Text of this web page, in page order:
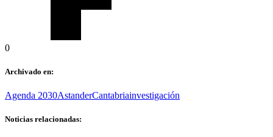
0
Archivado en:
Agenda 2030AstanderCantabriainvestigación
Noticias relacionadas: